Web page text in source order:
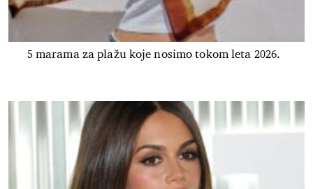
5 marama za plažu koje nosimo tokom leta 2026.